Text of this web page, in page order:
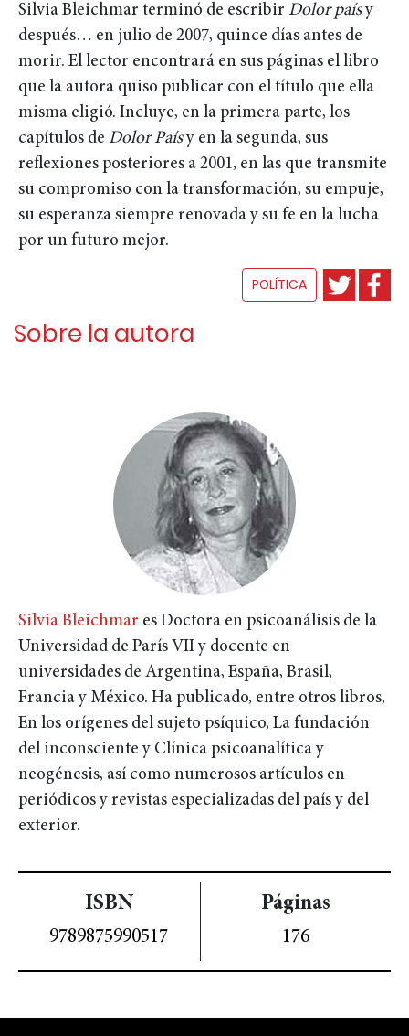
Silvia Bleichmar terminó de escribir Dolor paísy
después… en julio de 2007, quince días antes de
morir. El lector encontrará en sus páginas el libro
que la autora quiso publicar con el título que ella
misma eligió. Incluye, en la primera parte, los
capítulos de Dolor Paísy en la segunda, sus
reflexiones posteriores a 2001, en las que transmite
su compromiso con la transformación, su empuje,
su esperanza siempre renovada y su fe en la lucha
por un futuro mejor.
POLÍTICA
Sobre la autora
Silvia Bleichmar es Doctora en psicoanálisis de la
Universidad de París VII y docente en
universidades de Argentina, España, Brasil,
Francia y México. Ha publicado, entre otros libros,
En los orígenes del sujeto psíquico, La fundación
del inconsciente y Clínica psicoanalítica y
neogénesis, así como numerosos artículos en
periódicos y revistas especializadas del país y del
exterior.
ISBN
9789875990517
Páginas
176